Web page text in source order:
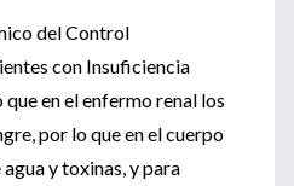
del Control
con Insuficiencia
en el enfermo renal los
por lo que en el cuerpo
y toxinas, y para